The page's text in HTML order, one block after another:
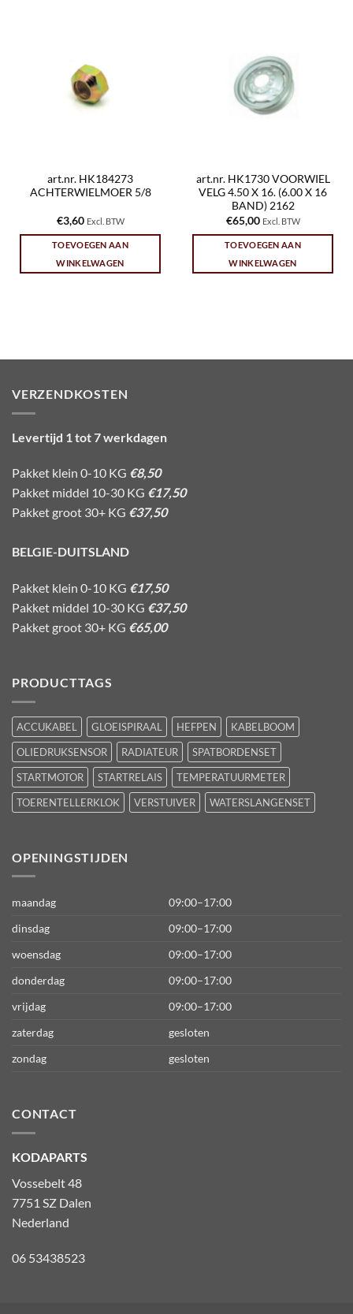
art.nr. HK184273
ACHTERWIELMOER 5/8
€3,60 Excl. BTW
TOEVOEGEN AAN
WINKELWAGEN
art.nr. HK1730 VOORWIEL
VELG 4.50 X 16. (6.00 X 16
BAND) 2162
€65,00 Excl. BTW
TOEVOEGEN AAN
WINKELWAGEN
VERZENDKOSTEN
Levertijd 1 tot 7 werkdagen
Pakket klein 0-10 KG €8,50
Pakket middel 10-30 KG €17,50
Pakket groot 30+ KG €37,50
BELGIE-DUITSLAND
Pakket klein 0-10 KG €17,50
Pakket middel 10-30 KG €37,50
Pakket groot 30+ KG €65,00
PRODUCTTAGS
ACCUKABEL GLOEISPIRAAL HEFPEN
KABELBOOM
OLIEDRUKSENSOR
RADIATEUR
SPATBORDENSET
STARTMOTOR
STARTRELAIS
TEMPERATUURMETER
TOERENTELLERKLOK
VERSTUIVER WATERSLANGENSET
OPENINGSTIJDEN
maandag
09:00–17:00
dinsdag
09:00–17:00
woensdag
09:00–17:00
donderdag
09:00–17:00
vrijdag
09:00–17:00
zaterdag
gesloten
zondag
gesloten
CONTACT
KODAPARTS
Vossebelt 48
7751 SZ Dalen
Nederland
06 53438523